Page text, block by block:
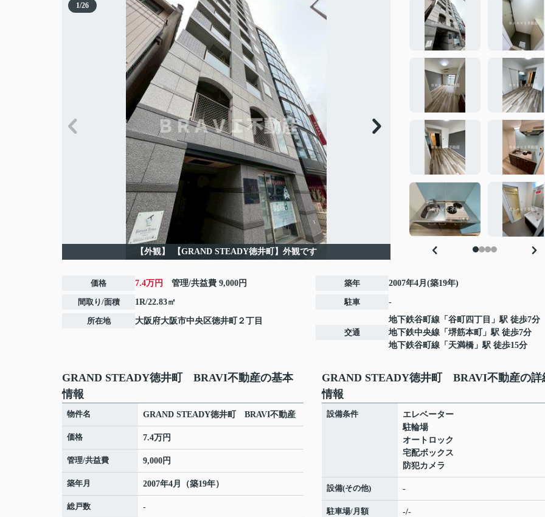
1/26
【外観】 【GRAND STEADY徳井町】外観です
価格 7.4万円 管理/共益費 9,000円
間取り/面積 1R/22.83㎡
所在地 大阪府大阪市中央区徳井町 ２丁目
築年 2007年4月(築19年)
駐車 -
交通
地下鉄谷町線 「 谷町四丁目 」駅 徒歩7分
地下鉄中央線 「 堺筋本町
」駅 徒歩7分
地下鉄谷町線 「 天満橋 」駅 徒歩15分
GRAND STEADY徳井町 BRAVI不動産の基本
情報
物件名 GRAND STEADY徳井町 BRAVI不動産
価格 7.4万円
管理/共益費 9,000円
築年月 2007年4月（築19年）
総戸数 -
GRAND STEADY徳井町 BRAVI不動産の詳
情報
設備条件
エレベーター
駐輪場
オートロック
宅配ボックス
防犯カメラ
設備(その他) -
駐車場/月額 -/-